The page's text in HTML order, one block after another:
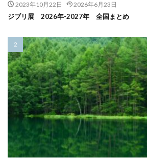
2023年10月22日 2026年6月23日
ジブリ展 2026年-2027年 全国まとめ